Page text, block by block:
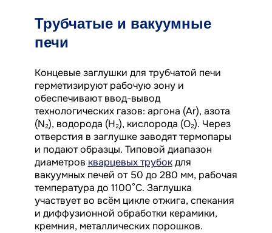
Трубчатые и вакуумные
печи
Концевые заглушки для трубчатой печи
герметизируют рабочую зону и
обеспечивают ввод-вывод
технологических газов: аргона (Ar), азота
(N₂), водорода (H₂), кислорода (O₂). Через
отверстия в заглушке заводят термопары
и подают образцы. Типовой диапазон
диаметров кварцевых трубокдля
вакуумных печей от 50 до 280 мм, рабочая
температура до 1100°C. Заглушка
участвует во всём цикле отжига, спекания
и диффузионной обработки керамики,
кремния, металлических порошков.